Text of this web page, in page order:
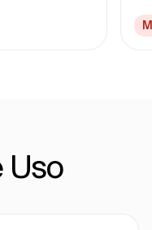
Uso